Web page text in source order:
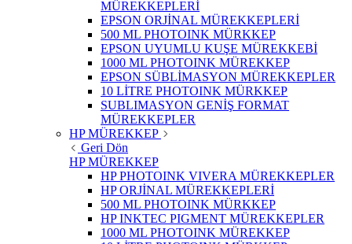
MÜREKKEPLERİ
EPSON ORJİNAL MÜREKKEPLERİ
500 ML PHOTOINK MÜRKKEP
EPSON UYUMLU KUŞE MÜREKKEBİ
1000 ML PHOTOINK MÜREKKEP
EPSON SÜBLİMASYON MÜREKKEPLER
10 LİTRE PHOTOINK MÜRKKEP
SUBLIMASYON GENİŞ FORMAT
MÜREKKEPLER
HP MÜREKKEP
Geri Dön
HP MÜREKKEP
HP PHOTOINK VIVERA MÜREKKEPLER
HP ORJİNAL MÜREKKEPLERİ
500 ML PHOTOINK MÜRKKEP
HP INKTEC PIGMENT MÜREKKEPLER
1000 ML PHOTOINK MÜREKKEP